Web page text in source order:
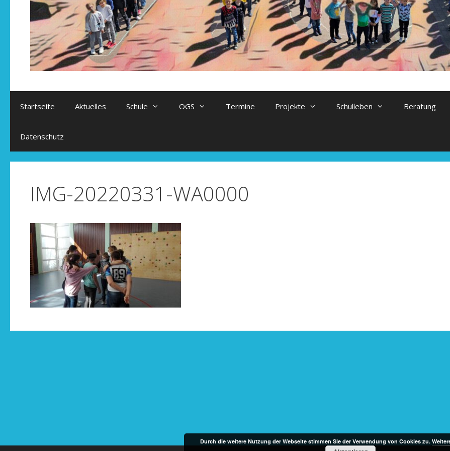
Startseite Aktuelles Schule OGS Termine Projekte Schulleben Beratung
Datenschutz
IMG-20220331-WA0000
Durch die weitere Nutzung der Webseite stimmen Sie der Verwendung von Cookies zu.